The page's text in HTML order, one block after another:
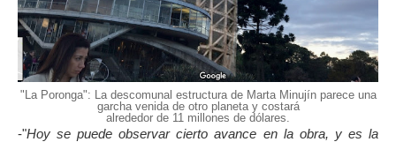
"La Poronga": La descomunal estructura de Marta Minujín parece una
garcha venida de otro planeta y costará
alrededor de 11 millones de dólares.
-"Hoy se puede observar cierto avance en la obra, y es la